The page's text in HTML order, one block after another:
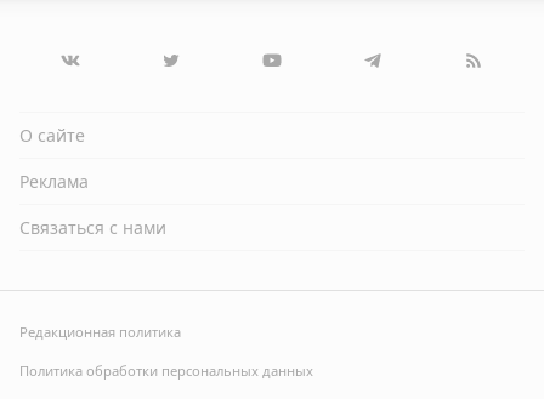
О сайте
Реклама
Связаться с нами
Редакционная политика
Политика обработки персональных данных